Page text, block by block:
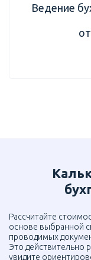
Ведение
Рассчитайте
основе выбранной
проводимых
Это действительно
увидите